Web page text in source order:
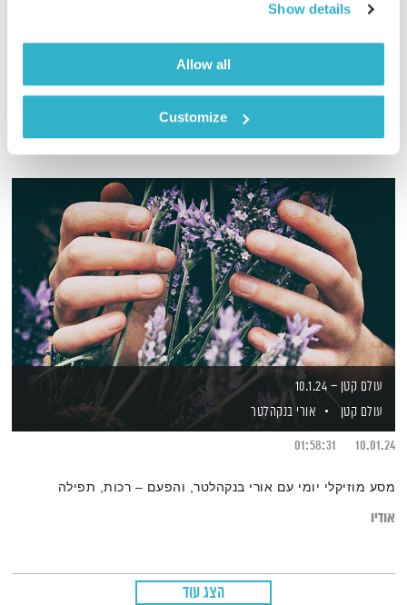
Show details
Allow all
Customize
גליה גלעדי משדרת מוסיקה מעולה ופותחת לב לבוקר – רק שירים
עולם קטן – 10.1.24
עולם קטן
אורי בנקהלטר
10.01.24
01:58:31
מסע מוזיקלי יומי עם אורי בנקהלטר, והפעם – רכות, תפילה
אודיו
הצג עוד